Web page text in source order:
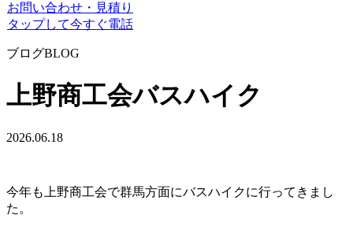
お問い合わせ ・ 見積り
タップして今すぐ電話
ブログBLOG
上野商工会バスハイク
2026.06.18
今年も上野商工会で群馬方面にバスハイクに行ってきまし
た。